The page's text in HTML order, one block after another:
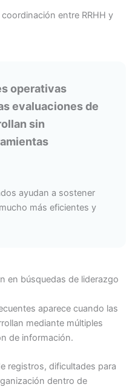
coordinación entre RRHH y
operativas
evaluaciones de
sin
ayudan a sostener
más eficientes y
en búsquedas de liderazgo
aparece cuando las
mediante múltiples
de información.
registros, dificultades para
dentro de